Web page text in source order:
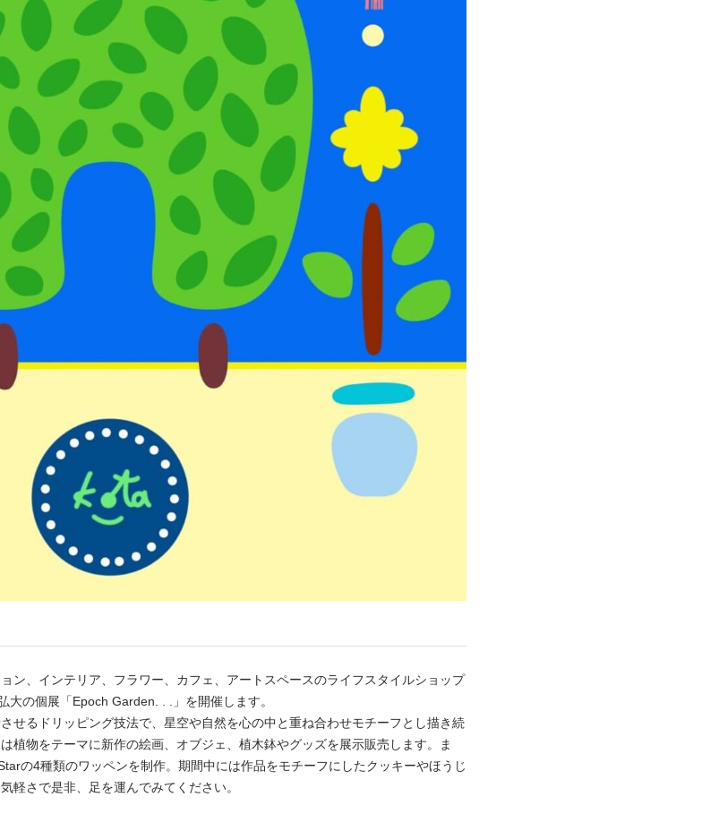
ン、インテリア、フラワー、カフェ、アートスペースのライフスタイルショップ
大の個展「Epoch Garden. . .」を開催します。
せるドリッピング技法で、星空や自然を心の中と重ね合わせモチーフとし描き続
植物をテーマに新作の絵画、オブジェ、植木鉢やグッズを展示販売します。ま
の4種類のワッペンを制作。期間中には作品をモチーフにしたクッキーやほうじ
軽さで是非、足を運んでみてください。